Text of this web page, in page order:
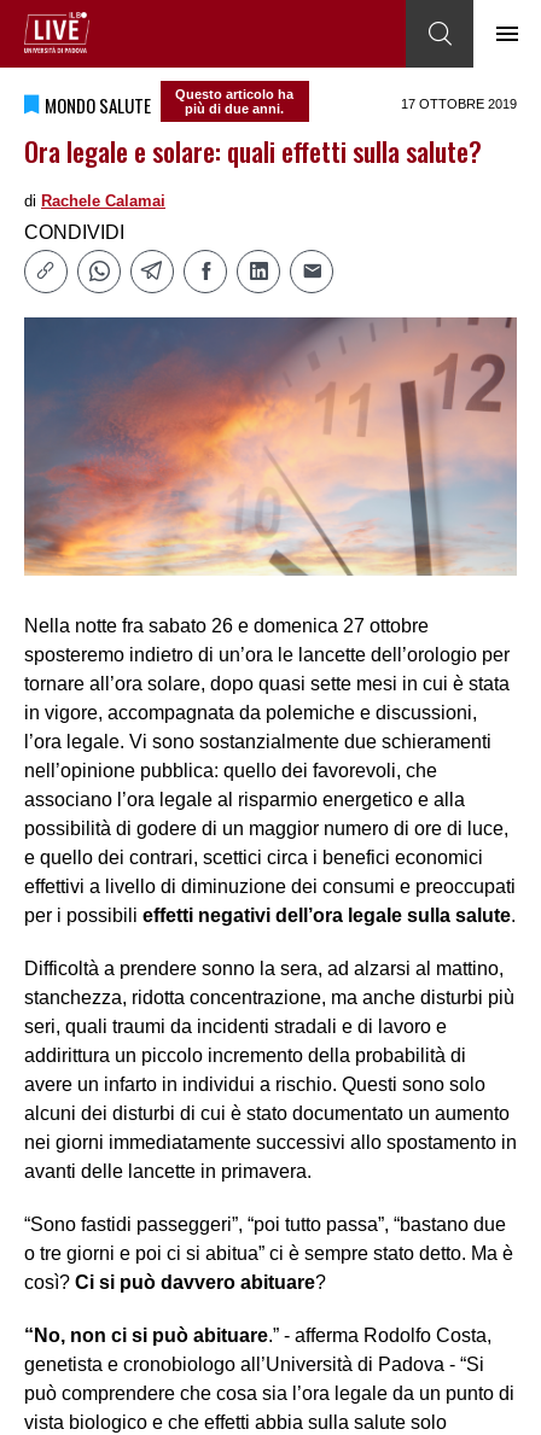
MONDO SALUTE
Questo articolo ha
più di due anni.
17 OTTOBRE 2019
Ora legale e solare: quali effetti sulla salute?
di Rachele Calamai
CONDIVIDI
Nella notte fra sabato 26 e domenica 27 ottobre
sposteremo indietro di un’ora le lancette dell’orologio per
tornare all’ora solare, dopo quasi sette mesi in cui è stata
in vigore, accompagnata da polemiche e discussioni,
l’ora legale. Vi sono sostanzialmente due schieramenti
nell’opinione pubblica: quello dei favorevoli, che
associano l’ora legale al risparmio energetico e alla
possibilità di godere di un maggior numero di ore di luce,
e quello dei contrari, scettici circa i benefici economici
effettivi a livello di diminuzione dei consumi e preoccupati
per i possibili effetti negativi dell’ora legale sulla salute.
Difficoltà a prendere sonno la sera, ad alzarsi al mattino,
stanchezza, ridotta concentrazione, ma anche disturbi più
seri, quali traumi da incidenti stradali e di lavoro e
addirittura un piccolo incremento della probabilità di
avere un infarto in individui a rischio. Questi sono solo
alcuni dei disturbi di cui è stato documentato un aumento
nei giorni immediatamente successivi allo spostamento in
avanti delle lancette in primavera.
“Sono fastidi passeggeri”, “poi tutto passa”, “bastano due
o tre giorni e poi ci si abitua” ci è sempre stato detto. Ma è
così? Ci si può davvero abituare?
“No, non ci si può abituare.” - afferma Rodolfo Costa,
genetista e cronobiologo all’Università di Padova - “Si
può comprendere che cosa sia l’ora legale da un punto di
vista biologico e che effetti abbia sulla salute solo